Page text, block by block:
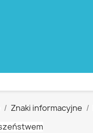
Znaki informacyjne